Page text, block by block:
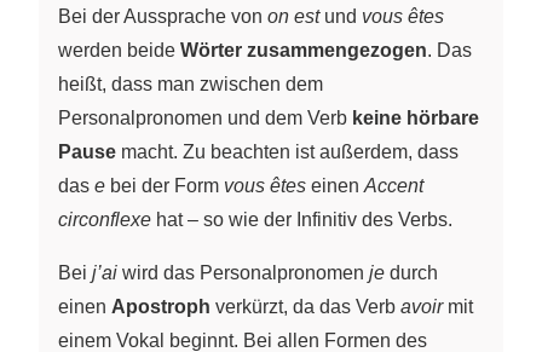
Bei der Aussprache von on estund vous êtes
werden beide Wörter zusammengezogen. Das
heißt, dass man zwischen dem
Personalpronomen und dem Verb keine hörbare
Pause macht. Zu beachten ist außerdem, dass
das e bei der Form vous êtes einen Accent
circonflexe hat – so wie der Infinitiv des Verbs.
Bei j’ai wird das Personalpronomen je durch
einen Apostroph verkürzt, da das Verb avoirmit
einem Vokal beginnt. Bei allen Formen des